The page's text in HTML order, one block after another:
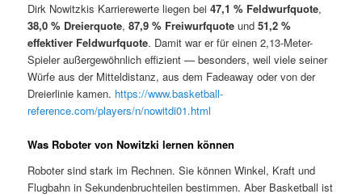
Dirk Nowitzkis Karrierewerte liegen bei47,1 % Feldwurfquote,
38,0 % Dreierquote,87,9 % Freiwurfquote und51,2 %
effektiver Feldwurfquote. Damit war er für einen 2,13-Meter-
Spieler außergewöhnlich effizient — besonders, weil viele seiner
Würfe aus der Mitteldistanz, aus dem Fadeaway oder von der
Dreierlinie kamen. https://www.basketball-
reference.com/players/n/nowitdi01.html
Was Roboter von Nowitzki lernen können
Roboter sind stark im Rechnen. Sie können Winkel, Kraft und
Flugbahn in Sekundenbruchteilen bestimmen. Aber Basketball ist